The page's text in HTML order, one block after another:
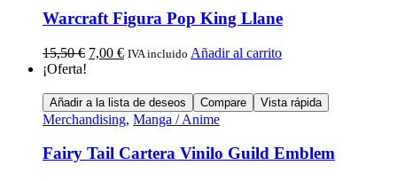
Warcraft Figura Pop King Llane
15,50€ 7,00 € IVA incluido Añadir al carrito
¡Oferta!
Añadir a la lista de deseos Compare Vista rápida
Merchandising, Manga / Anime
Fairy Tail Cartera Vinilo Guild Emblem